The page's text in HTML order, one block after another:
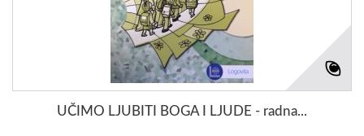
UČIMO LJUBITI BOGA I LJUDE - radna...